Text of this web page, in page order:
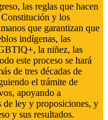
las reglas que hacen
y los
que garantizan que
indígenas, las
la niñez, las
este proceso se hará
de tres décadas de
el trámite de
apoyando a
de ley y proposiciones, y
y sus resultados.